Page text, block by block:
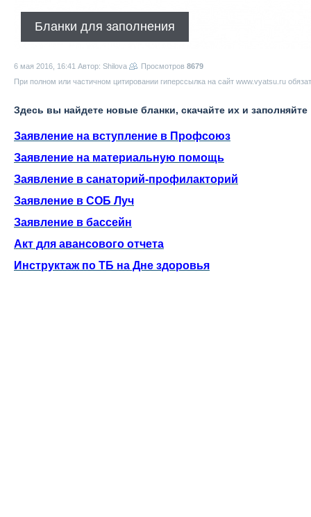
Бланки для заполнения
6 мая 2016, 16:41 Автор: Shilova Просмотров 8679
При полном или частичном цитировании гиперссылка на сайт www.vyatsu.ru
Здесь вы найдете новые бланки, скачайте их и заполняйте
Заявление на вступление в Профсоюз
Заявление на материальную помощь
Заявление в санаторий-профилакторий
Заявление в СОБ Луч
Заявление в бассейн
Акт для авансового отчета
Инструктаж по ТБ на Дне здоровья